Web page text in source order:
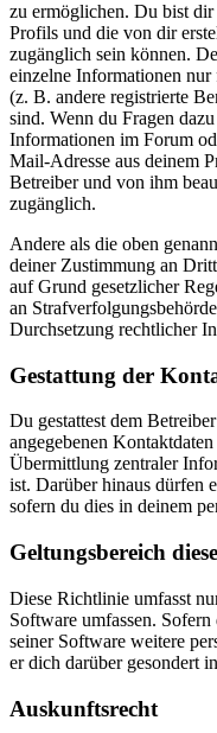
zu ermöglichen. Du bist dir
Profils und die von dir
zugänglich sein können.
einzelne Informationen
(z. B. andere registrierte
sind. Wenn du Fragen
Informationen im Forum
Mail-Adresse aus deinem
Betreiber und von ihm
zugänglich.
Andere als die oben
deiner Zustimmung an
auf Grund gesetzlicher
an
Durchsetzung rechtlicher
Gestattung der
Du gestattest dem
angegebenen
Übermittlung zentraler
ist. Darüber hinaus dürfen
sofern du dies in deinem
Geltungsbereich
Diese Richtlinie umfasst
Software umfassen.
seiner Software weitere
er dich darüber gesondert
Auskunftsrecht